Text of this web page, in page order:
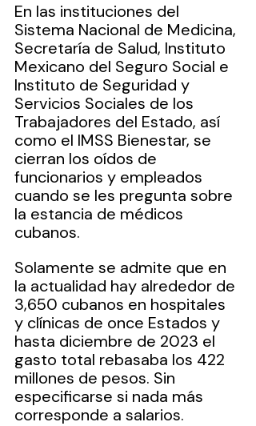
En las instituciones del
Sistema Nacional de Medicina,
Secretaría de Salud, Instituto
Mexicano del Seguro Social e
Instituto de Seguridad y
Servicios Sociales de los
Trabajadores del Estado, así
como el IMSS Bienestar, se
cierran los oídos de
funcionarios y empleados
cuando se les pregunta sobre
la estancia de médicos
cubanos.
Solamente se admite que en
la actualidad hay alrededor de
3,650 cubanos en hospitales
y clínicas de once Estados y
hasta diciembre de 2023 el
gasto total rebasaba los 422
millones de pesos. Sin
especificarse si nada más
corresponde a salarios.